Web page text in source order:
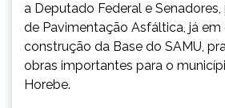
a Deputado Federal e
de Pavimentação Asfáltica, já em
construção da Base do SAMU,
obras importantes para o
Horebe.